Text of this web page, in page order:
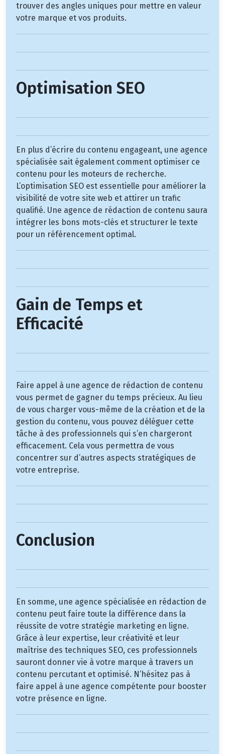
trouver des angles uniques pour mettre en valeur
votre marque et vos produits.
Optimisation SEO
En plus d’écrire du contenu engageant, une agence
spécialisée sait également comment optimiser ce
contenu pour les moteurs de recherche.
L’optimisation SEO est essentielle pour améliorer la
visibilité de votre site web et attirer un trafic
qualifié. Une agence de rédaction de contenu saura
intégrer les bons mots-clés et structurer le texte
pour un référencement optimal.
Gain de Temps et
Efficacité
Faire appel à une agence de rédaction de contenu
vous permet de gagner du temps précieux. Au lieu
de vous charger vous-même de la création et de la
gestion du contenu, vous pouvez déléguer cette
tâche à des professionnels qui s’en chargeront
efficacement. Cela vous permettra de vous
concentrer sur d’autres aspects stratégiques de
votre entreprise.
Conclusion
En somme, une agence spécialisée en rédaction de
contenu peut faire toute la différence dans la
réussite de votre stratégie marketing en ligne.
Grâce à leur expertise, leur créativité et leur
maîtrise des techniques SEO, ces professionnels
sauront donner vie à votre marque à travers un
contenu percutant et optimisé. N’hésitez pas à
faire appel à une agence compétente pour booster
votre présence en ligne.